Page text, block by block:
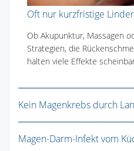
Oft nur kurzfristige
Ob Akupunktur, Massagen
Strategien, die
halten viele Effekte
Kein Magenkrebs durch
Magen-Darm-Infekt vom